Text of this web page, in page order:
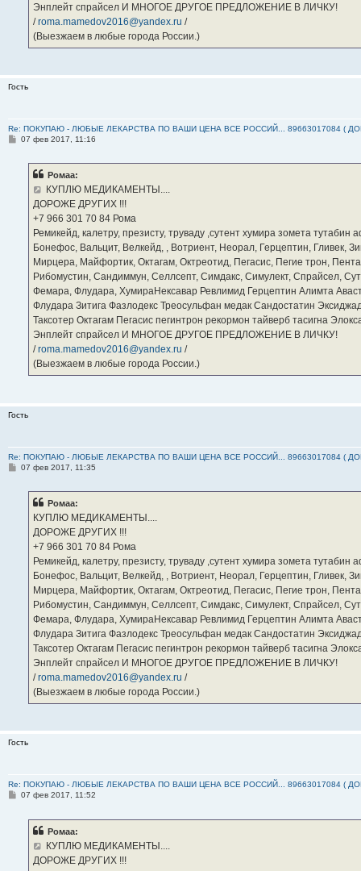
Энплейт спрайсел И МНОГОЕ ДРУГОЕ ПРЕДЛОЖЕНИЕ В ЛИЧКУ!
/roma.mamedov2016@yandex.ru /
(Выезжаем в любые города России.)
Гость
Re: ПОКУПАЮ - ЛЮБЫЕ ЛЕКАРСТВА ПО ВАШИ ЦЕНА ВСЕ РОССИЙ... 89663017084 (
С07 фев 2017, 11:16
Ромаа:
КУПЛЮ МЕДИКАМЕНТЫ....
ДОРОЖЕ ДРУГИХ !!!
‪+7 966 301 70 84‬ Рома
Ремикейд, калетру, презисту, труваду ,сутент хумира зомета
Бонефос, Вальцит, Велкейд, , Вотриент, Неорал, Герцептин, Гливек,
Мирцера, Майфортик, Октагам, Октреотид, Пегасис, Пегие трон,
Рибомустин, Сандиммун, Селлсепт, Симдакс, Симулект, Спрайсел,
Фемара, Флудара, ХумираНексавар Ревлимид Герцептин Алимта
Флудара Зитига Фазлодекс Треосульфан медак Сандостатин
Таксотер Октагам Пегасис пегинтрон рекормон тайверб тасигна
Энплейт спрайсел И МНОГОЕ ДРУГОЕ ПРЕДЛОЖЕНИЕ В ЛИЧКУ!
/roma.mamedov2016@yandex.ru /
(Выезжаем в любые города России.)
Гость
Re: ПОКУПАЮ - ЛЮБЫЕ ЛЕКАРСТВА ПО ВАШИ ЦЕНА ВСЕ РОССИЙ... 89663017084 (
С07 фев 2017, 11:35
Ромаа:
КУПЛЮ МЕДИКАМЕНТЫ....
ДОРОЖЕ ДРУГИХ !!!
‪+7 966 301 70 84‬ Рома
Ремикейд, калетру, презисту, труваду ,сутент хумира зомета
Бонефос, Вальцит, Велкейд, , Вотриент, Неорал, Герцептин, Гливек,
Мирцера, Майфортик, Октагам, Октреотид, Пегасис, Пегие трон,
Рибомустин, Сандиммун, Селлсепт, Симдакс, Симулект, Спрайсел,
Фемара, Флудара, ХумираНексавар Ревлимид Герцептин Алимта
Флудара Зитига Фазлодекс Треосульфан медак Сандостатин
Таксотер Октагам Пегасис пегинтрон рекормон тайверб тасигна
Энплейт спрайсел И МНОГОЕ ДРУГОЕ ПРЕДЛОЖЕНИЕ В ЛИЧКУ!
/roma.mamedov2016@yandex.ru /
(Выезжаем в любые города России.)
Гость
Re: ПОКУПАЮ - ЛЮБЫЕ ЛЕКАРСТВА ПО ВАШИ ЦЕНА ВСЕ РОССИЙ... 89663017084 (
С07 фев 2017, 11:52
Ромаа:
КУПЛЮ МЕДИКАМЕНТЫ....
ДОРОЖЕ ДРУГИХ !!!